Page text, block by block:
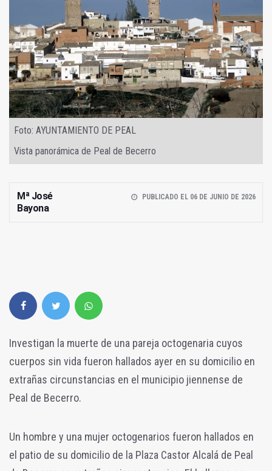
Foto: AYUNTAMIENTO DE PEAL
Vista panorámica de Peal de Becerro
Mª José
Bayona
PUBLICADO EL 06 DE JUNIO DE 2026
Investigan la muerte de una pareja octogenaria cuyos
cuerpos sin vida fueron hallados ayer en su domicilio en
extrañas circunstancias en el municipio jiennense de
Peal de Becerro.
Un hombre y una mujer octogenarios fueron hallados en
el patio de su domicilio de la Plaza Castor Alcalá de Peal